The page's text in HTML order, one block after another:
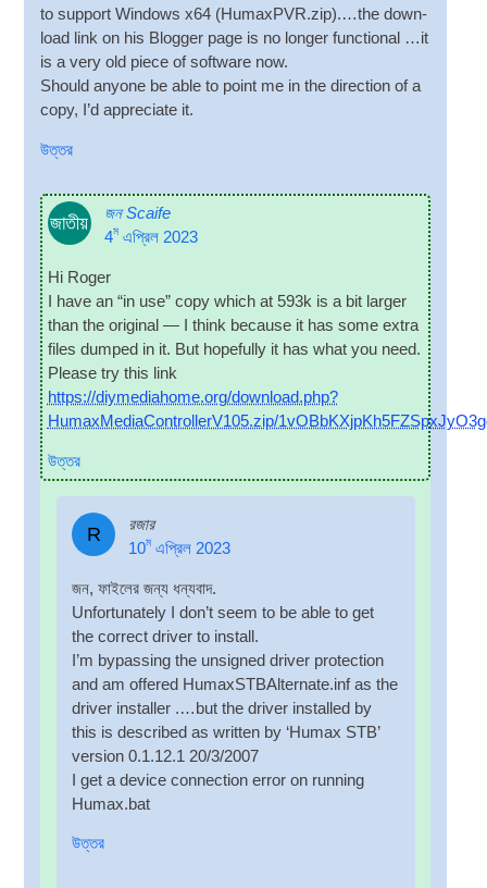
to sup­port Win­dows x64(HumaxPVR.zip).…the down­
load link on his Blog­ger page is no longer func­tion­al …it
is a very old piece of soft­ware now.
Should any­one be able to point me in the dir­ec­tion of a
copy, I’d appre­ci­ate it.
উত্তর
জাতীয়
জন Scaife
4মএপ্রিল 2023
Hi Roger
I have an “in use” copy which at 593k is a bit lar­ger
than the ori­gin­al — I think because it has some extra
files dumped in it. But hope­fully it has what you need.
Please try this link
https://diymediahome.org/download.php?
HumaxMediaControllerV105.zip/
উত্তর
R
রজার
10ম এপ্রিল 2023
জন, ফাইলের জন্য ধন্যবাদ.
Unfor­tu­nately I don’t seem to be able to get
the cor­rect driver to install .
I’m bypassing the unsigned driver pro­tec­tion
and am offered HumaxSTBAlternate.inf as the
driver installer .…but the driver installed by
this is described as writ­ten by ‘Humax STB’
ver­sion 0.1.12.1 20/3/2007
I get a device con­nec­tion error on run­ning
Humax.bat
উত্তর